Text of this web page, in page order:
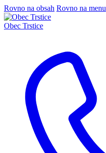
Rovno na obsah Rovno na menu
Obec Trstice